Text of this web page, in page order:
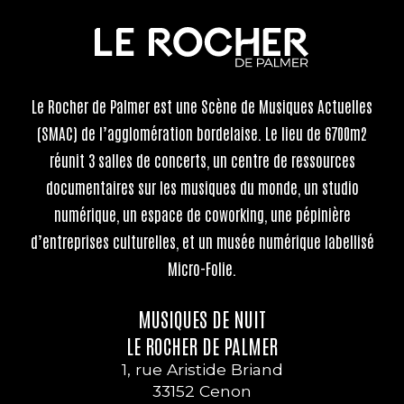
Le Rocher de Palmer est une Scène de Musiques Actuelles
(SMAC) de l’agglomération bordelaise. Le lieu de 6700m2
réunit 3 salles de concerts, un centre de ressources
documentaires sur les musiques du monde, un studio
numérique, un espace de coworking, une pépinière
d’entreprises culturelles, et un musée numérique labellisé
Micro-Folie.
MUSIQUES DE NUIT
LE ROCHER DE PALMER
1, rue Aristide Briand
33152 Cenon